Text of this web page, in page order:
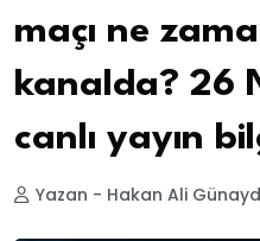
maçı ne
kanalda? 26
canlı yayın
Yazan - Hakan Ali